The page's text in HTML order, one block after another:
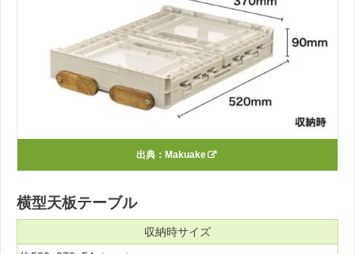
出典： Makuake
横型天板テーブル
収納時サイズ